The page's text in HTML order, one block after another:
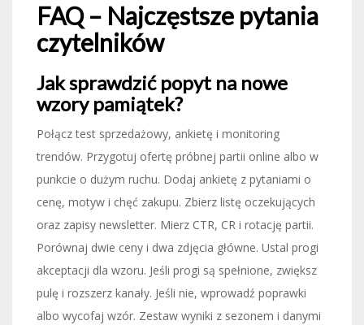
FAQ – Najczęstsze pytania
czytelników
Jak sprawdzić popyt na nowe
wzory pamiątek?
Połącz test sprzedażowy, ankietę i monitoring
trendów. Przygotuj ofertę próbnej partii online albo w
punkcie o dużym ruchu. Dodaj ankietę z pytaniami o
cenę, motyw i chęć zakupu. Zbierz listę oczekujących
oraz zapisy newsletter. Mierz CTR, CR i rotację partii.
Porównaj dwie ceny i dwa zdjęcia główne. Ustal progi
akceptacji dla wzoru. Jeśli progi są spełnione, zwiększ
pulę i rozszerz kanały. Jeśli nie, wprowadź poprawki
albo wycofaj wzór. Zestaw wyniki z sezonem i danymi